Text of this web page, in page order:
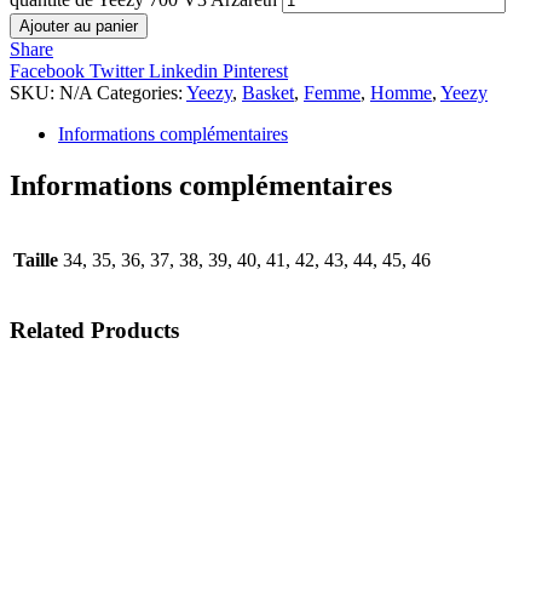
Ajouter au panier
Share
Facebook TwitterLinkedin Pinterest
SKU: N/A Categories: Yeezy, Basket, Femme, Homme, Yeezy
Informations complémentaires
Informations complémentaires
Taille 34, 35, 36, 37, 38, 39, 40, 41, 42, 43, 44, 45, 46
Related Products